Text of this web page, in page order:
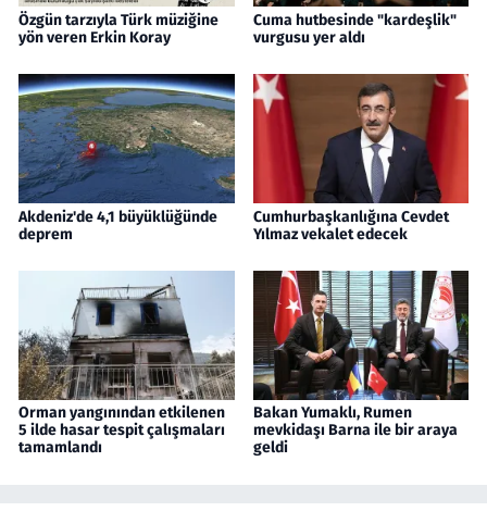
Özgün tarzıyla Türk müziğine
yön veren Erkin Koray
Cuma hutbesinde "kardeşlik"
vurgusu yer aldı
Akdeniz'de 4,1 büyüklüğünde
deprem
Cumhurbaşkanlığına Cevdet
Yılmaz vekalet edecek
Orman yangınından etkilenen
5 ilde hasar tespit çalışmaları
tamamlandı
Bakan Yumaklı, Rumen
mevkidaşı Barna ile bir araya
geldi